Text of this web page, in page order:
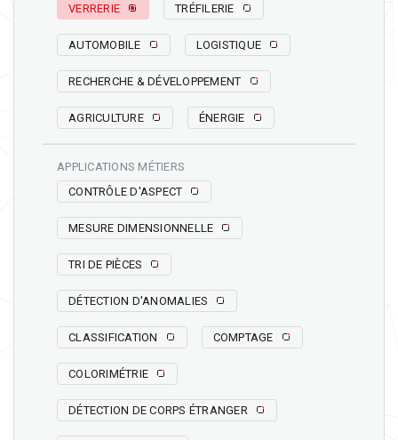
VERRERIE TRÉFILERIE
AUTOMOBILE LOGISTIQUE
RECHERCHE & DÉVELOPPEMENT
AGRICULTURE ÉNERGIE
APPLICATIONS MÉTIERS
CONTRÔLE D'ASPECT
MESURE DIMENSIONNELLE
TRI DE PIÈCES
DÉTECTION D'ANOMALIES
CLASSIFICATION COMPTAGE
COLORIMÉTRIE
DÉTECTION DE CORPS ÉTRANGER